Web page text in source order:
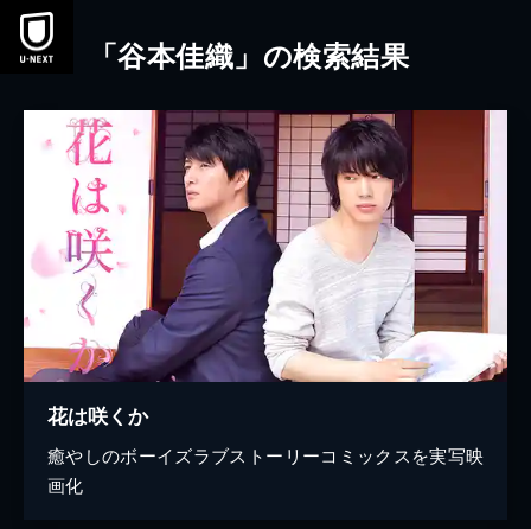
本文へスキップ
「谷本佳織」の検索結果
花は咲くか
癒やしのボーイズラブストーリーコミックスを実写映
画化